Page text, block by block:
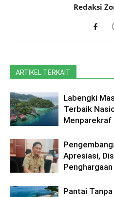
Redaksi
ARTIKEL TERKAIT
Labengki
Terbaik
Menparekraf
Apresiasi,
Penghargaan
Pantai